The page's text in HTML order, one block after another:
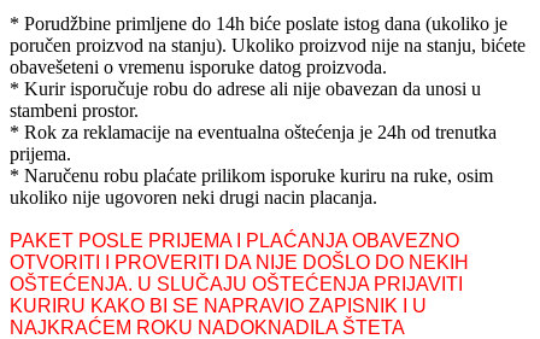
* Porudžbine primljene do 14h biće poslate istog dana (ukoliko je
poručen proizvod na stanju). Ukoliko proizvod nije na stanju, bićete
obavešeteni o vremenu isporuke datog proizvoda.
* Kurir isporučuje robu do adrese ali nije obavezan da unosi u
stambeni prostor.
* Rok za reklamacije na eventualna oštećenja je 24h od trenutka
prijema.
* Naručenu robu plaćate prilikom isporuke kuriru na ruke, osim
ukoliko nije ugovoren neki drugi nacin placanja.
PAKET POSLE PRIJEMA I PLAĆANJA OBAVEZNO
OTVORITI I PROVERITI DA NIJE DOŠLO DO NEKIH
OŠTEĆENJA. U SLUČAJU OŠTEĆENJA PRIJAVITI
KURIRU KAKO BI SE NAPRAVIO ZAPISNIK I U
NAJKRAĆEM ROKU NADOKNADILA ŠTETA